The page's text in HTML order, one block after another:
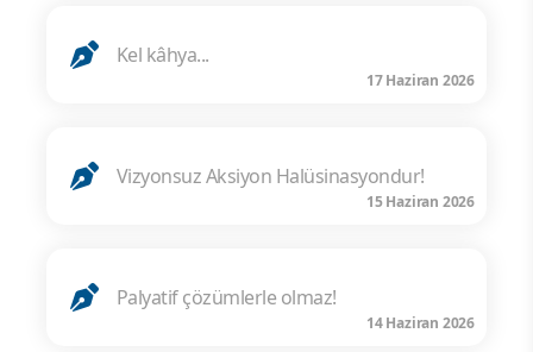
Kel kâhya...
17 Haziran 2026
Vizyonsuz Aksiyon Halüsinasyondur!
15 Haziran 2026
Palyatif çözümlerle olmaz!
14 Haziran 2026